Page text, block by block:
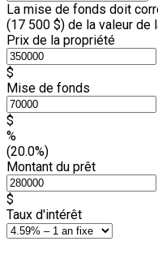
La mise de fonds doit
(17 500 $) de la valeur de
Prix de la propriété
$
Mise de fonds
$
%
(20.0%)
Montant du prêt
$
Taux d'intérêt